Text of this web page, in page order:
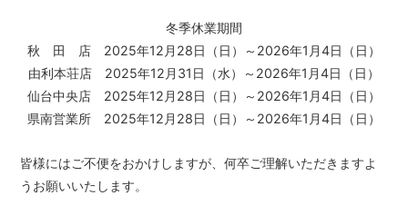
冬季休業期間
秋 田 店 2025年12月28日（日）～2026年1月4日（日）
由利本荘店 2025年12月31日（水）～2026年1月4日（日）
仙台中央店 2025年12月28日（日）～2026年1月4日（日）
県南営業所 2025年12月28日（日）～2026年1月4日（日）
皆様にはご不便をおかけしますが、何卒ご理解いただきますよ
うお願いいたします。